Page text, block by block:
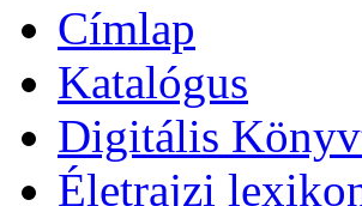
Címlap
Katalógus
Digitális
Életrajzi